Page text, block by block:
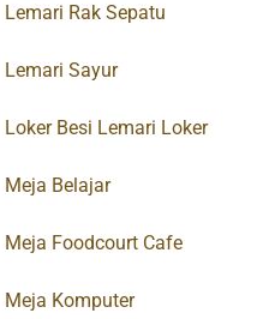
Lemari Rak Sepatu
Lemari Sayur
Loker Besi Lemari Loker
Meja Belajar
Meja Foodcourt Cafe
Meja Komputer